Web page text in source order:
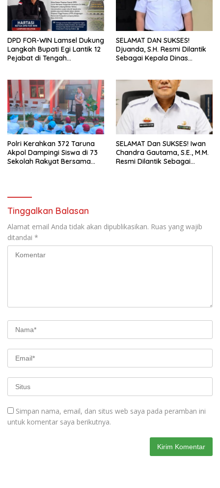
DPD FOR-WIN Lamsel Dukung
Langkah Bupati Egi Lantik 12
Pejabat di Tengah
SELAMAT DAN SUKSES!
Djuanda, S.H. Resmi Dilantik
Sebagai Kepala Dinas
Polri Kerahkan 372 Taruna
Akpol Dampingi Siswa di 73
Sekolah Rakyat Bersama
SELAMAT Dan SUKSES! Iwan
Chandra Gautama, S.E., M.M.
Resmi Dilantik Sebagai
Tinggalkan Balasan
Alamat email Anda tidak akan dipublikasikan. Ruas yang wajib
ditandai *
Simpan nama, email, dan situs web saya pada peramban ini
untuk komentar saya berikutnya.